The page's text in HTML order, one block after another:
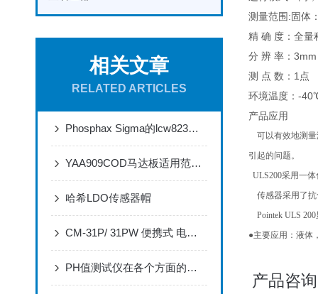
相关文章
RELATED ARTICLES
Phosphax Sigma的lcw823试剂LCW893是什么试剂
YAA909COD马达板适用范围及特点
哈希LDO传感器帽
CM-31P/ 31PW 便携式 电导率分析仪 简易操作指南
PH值测试仪在各个方面的应用
测量范围:固体
精 确 度：全量
分 辨 率：3mm
测 点 数：1点
环境温度：-
产品应用
可以有效地测量
引起的问题。
ULS200采用一体
传感器采用了抗
Pointek ULS 200
●主要应用：液体
产品咨询